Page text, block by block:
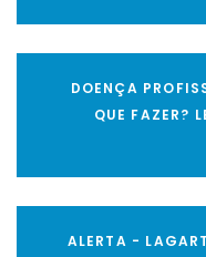
DOENÇA
QUE FAZER?
ALERTA -